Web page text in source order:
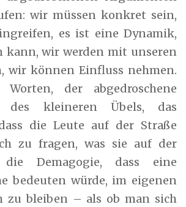
wir müssen konkret sein,
es ist eine Dynamik,
kann, wir werden mit unseren
wir können Einfluss nehmen.
der abgedroschene
des kleineren Übels, das
die Leute auf der Straße
zu fragen, was sie auf der
Demagogie, dass eine
bedeuten würde, im eigenen
zu bleiben – als ob man sich